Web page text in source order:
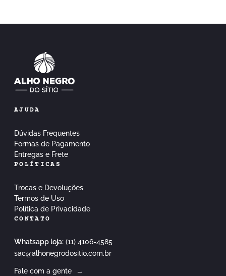
AJUDA
Dúvidas Frequentes
Formas de Pagamento
Entregas e Frete
POLÍTICAS
Trocas e Devoluções
Termos de Uso
Política de Privacidade
CONTATO
Whatsapp loja: (11) 4106-4585
sac@alhonegrodositio.com.br
Fale com a gente →